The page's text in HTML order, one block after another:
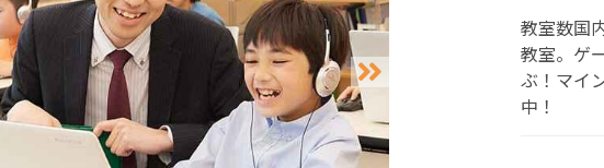
教室数国
教室。ゲ
ぶ！マイ
中！